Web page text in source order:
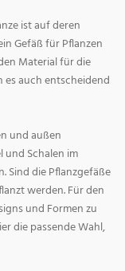
ist auf deren
Gefäß für Pflanzen
Material für die
auch entscheidend
und außen
und Schalen im
Sind die Pflanzgefäße
werden. Für den
und Formen zu
die passende Wahl,